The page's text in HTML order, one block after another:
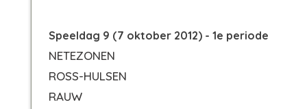
Speeldag 9 (7 oktober 2012) - 1e periode
NETEZONEN
ROSS-HULSEN
RAUW